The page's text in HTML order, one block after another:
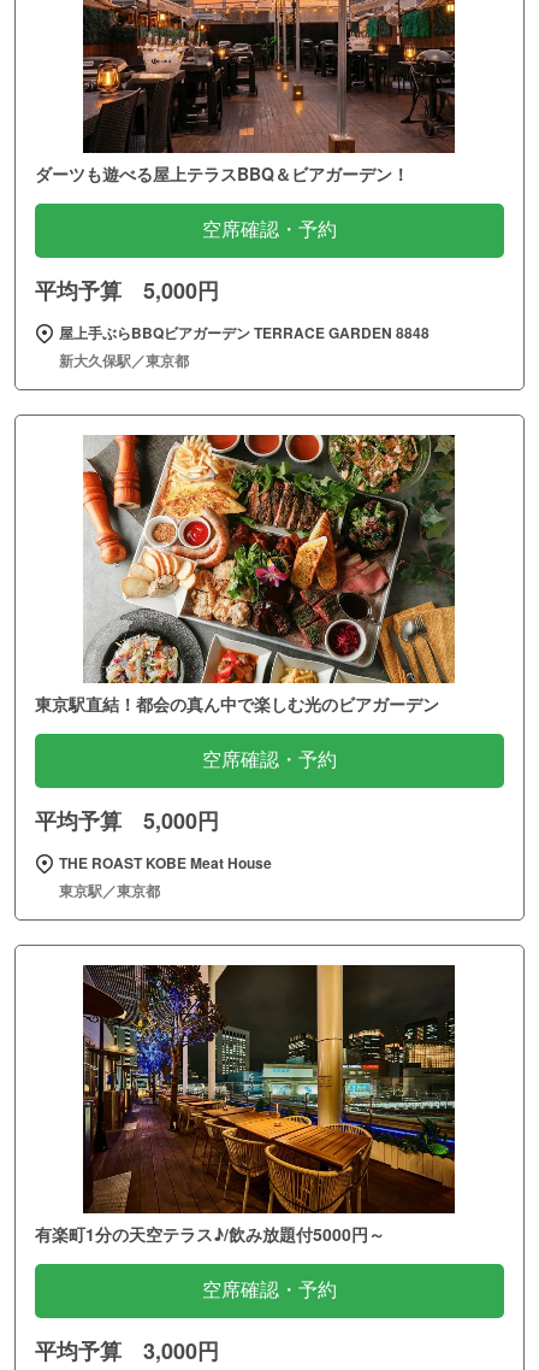
ダーツも遊べる屋上テラスBBQ＆ビアガーデン！
空席確認・予約
平均予算 5,000円
屋上手ぶらBBQビアガーデン TERRACE GARDEN 8848
新大久保駅／東京都
東京駅直結！都会の真ん中で楽しむ光のビアガーデン
空席確認・予約
平均予算 5,000円
THE ROAST KOBE Meat House
東京駅／東京都
有楽町1分の天空テラス♪/飲み放題付5000円～
空席確認・予約
平均予算 3,000円